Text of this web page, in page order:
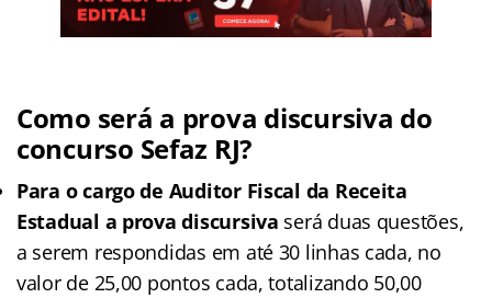
Como será a prova discursiva do
concurso Sefaz RJ?
Para o cargo de Auditor Fiscal da Receita
Estadual a prova discursiva será duas questões,
a serem respondidas em até 30 linhas cada, no
valor de 25,00 pontos cada, totalizando 50,00